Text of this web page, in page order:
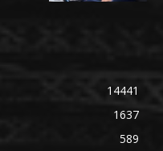
14441
1637
589